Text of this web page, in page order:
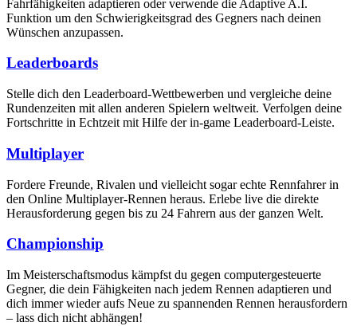
Fahrfähigkeiten adaptieren oder verwende die Adaptive A.I.
Funktion um den Schwierigkeitsgrad des Gegners nach deinen
Wünschen anzupassen.
Leaderboards
Stelle dich den Leaderboard-Wettbewerben und vergleiche deine
Rundenzeiten mit allen anderen Spielern weltweit. Verfolgen deine
Fortschritte in Echtzeit mit Hilfe der in-game Leaderboard-Leiste.
Multiplayer
Fordere Freunde, Rivalen und vielleicht sogar echte Rennfahrer in
den Online Multiplayer-Rennen heraus. Erlebe live die direkte
Herausforderung gegen bis zu 24 Fahrern aus der ganzen Welt.
Championship
Im Meisterschaftsmodus kämpfst du gegen computergesteuerte
Gegner, die dein Fähigkeiten nach jedem Rennen adaptieren und
dich immer wieder aufs Neue zu spannenden Rennen herausfordern
– lass dich nicht abhängen!